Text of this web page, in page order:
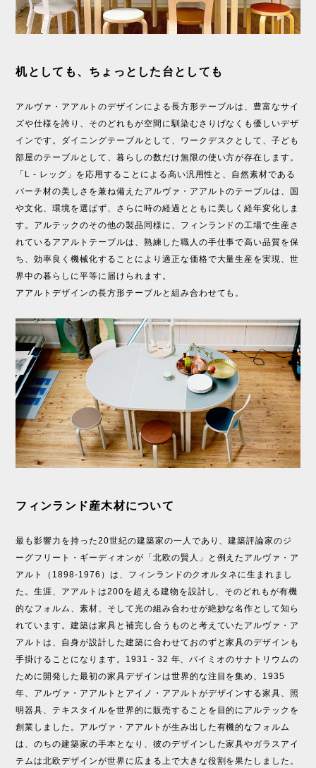
机としても、ちょっとした台としても
アルヴァ・アアルトのデザインによる長方形テーブルは、豊富なサイ
ズや仕様を誇り、そのどれもが空間に馴染むさりげなくも優しいデザ
インです。ダイニングテーブルとして、ワークデスクとして、子ども
部屋のテーブルとして、暮らしの数だけ無限の使い方が存在します。
「L - レッグ」を応用することによる高い汎用性と、自然素材である
バーチ材の美しさを兼ね備えたアルヴァ・アアルトのテーブルは、国
や文化、環境を選ばず、さらに時の経過とともに美しく経年変化しま
す。アルテックのその他の製品同様に、フィンランドの工場で生産さ
れているアアルトテーブルは、熟練した職人の手仕事で高い品質を保
ち、効率良く機械化することにより適正な価格で大量生産を実現、世
界中の暮らしに平等に届けられます。
アアルトデザインの長方形テーブルと組み合わせても。
フィンランド産木材について
最も影響力を持った20世紀の建築家の一人であり、建築評論家のジ
ーグフリート・ギーディオンが「北欧の賢人」と例えたアルヴァ・ア
アルト（1898-1976）は、フィンランドのクオルタネに生まれまし
た。生涯、アアルトは200を超える建物を設計し、そのどれもが有機
的なフォルム、素材、そして光の組み合わせが絶妙な名作として知ら
れています。建築は家具と補完し合うものと考えていたアルヴァ・ア
アルトは、自身が設計した建築に合わせておのずと家具のデザインも
手掛けることになります。1931 - 32 年、パイミオのサナトリウムの
ために開発した最初の家具デザインは世界的な注目を集め、1935
年、アルヴァ・アアルトとアイノ・アアルトがデザインする家具、照
明器具、テキスタイルを世界的に販売することを目的にアルテックを
創業しました。アルヴァ・アアルトが生み出した有機的なフォルム
は、のちの建築家の手本となり、彼のデザインした家具やガラスアイ
テムは北欧デザインが世界に広まる上で大きな役割を果たしました。